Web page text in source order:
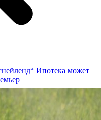
Ипотека может